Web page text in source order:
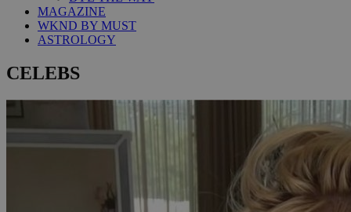
MAGAZINE
WKND BY MUST
ASTROLOGY
CELEBS